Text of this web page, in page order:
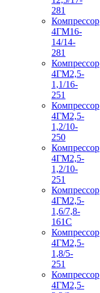
281
Компрессор
4ГМ16-
14/14-
281
Компрессор
4ГМ2,5-
1,1/16-
251
Компрессор
4ГМ2,5-
1,2/10-
250
Компрессор
4ГМ2,5-
1,2/10-
251
Компрессор
4ГМ2,5-
1,6/7,8-
161С
Компрессор
4ГМ2,5-
1,8/5-
251
Компрессор
4ГМ2,5-